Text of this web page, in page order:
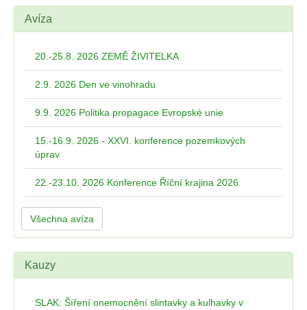
Avíza
20.-25.8. 2026 ZEMĚ ŽIVITELKA
2.9. 2026 Den ve vinohradu
9.9. 2026 Politika propagace Evropské unie
15.-16.9. 2026 - XXVI. konference pozemkových
úprav
22.-23.10. 2026 Konference Říční krajina 2026
Všechna avíza
Kauzy
SLAK: Šíření onemocnění slintavky a kulhavky v